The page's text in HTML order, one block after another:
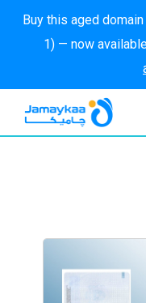
Buy this aged
1) — now